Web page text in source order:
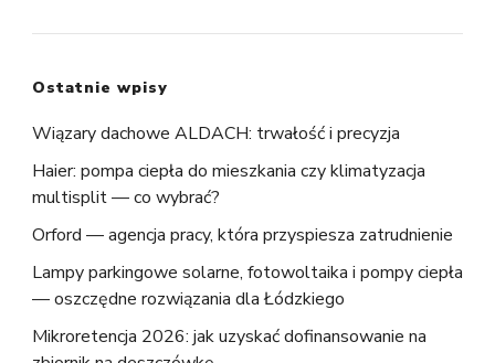
Ostatnie wpisy
Wiązary dachowe ALDACH: trwałość i precyzja
Haier: pompa ciepła do mieszkania czy klimatyzacja
multisplit — co wybrać?
Orford — agencja pracy, która przyspiesza zatrudnienie
Lampy parkingowe solarne, fotowoltaika i pompy ciepła
— oszczędne rozwiązania dla Łódzkiego
Mikroretencja 2026: jak uzyskać dofinansowanie na